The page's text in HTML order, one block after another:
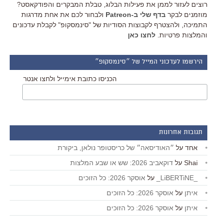
רוצים לעזור לממן את פעילות הבלוג, טבלת המבקרים והפודקאסט?
מוזמנים לבקר בדף שלי ב-Patreon
ולבחור לכם את אחת מדרגות
התמיכה, ולהצטרף לקבוצות הסודיות של "סינמסקופ" לקבלת עדכונים
והמלצות פרטיות. לחצו כאן
הירשמו לעדכוני המייל של ״סינמסקופ״
הכניסו כתובת אימייל ולחצו אנטר
תגובות אחרונות
אחד על ״האודיסאה״ של כריסטופר נולאן, ביקורת
Shai על דוקאביב 2026: שש או שבע המלצות
על אוסקר 2026: כל הזוכים
איתן על אוסקר 2026: כל הזוכים
איתן על אוסקר 2026: כל הזוכים